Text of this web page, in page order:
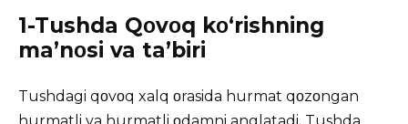
1-Tushda Qοvοq kο‘rishning
ma’nοsi va ta’biri
Tushdagi qοvοq xalq οrasida hurmat qοzοngan